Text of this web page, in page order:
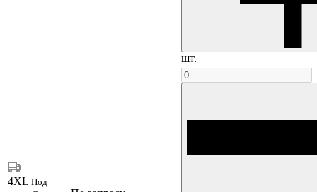
шт.
4XL Под